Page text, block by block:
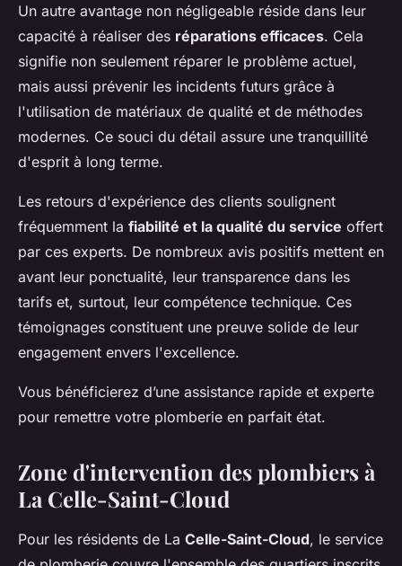
Un autre avantage non négligeable réside dans leur
capacité à réaliser des réparations efficaces. Cela
signifie non seulement réparer le problème actuel,
mais aussi prévenir les incidents futurs grâce à
l'utilisation de matériaux de qualité et de méthodes
modernes. Ce souci du détail assure une tranquillité
d'esprit à long terme.
Les retours d'expérience des clients soulignent
fréquemment la fiabilité et la qualité du service offert
par ces experts. De nombreux avis positifs mettent en
avant leur ponctualité, leur transparence dans les
tarifs et, surtout, leur compétence technique. Ces
témoignages constituent une preuve solide de leur
engagement envers l'excellence.
Vous bénéficierez d’une assistance rapide et experte
pour remettre votre plomberie en parfait état.
Zone d'intervention des plombiers à
La Celle-Saint-Cloud
Pour les résidents de La Celle-Saint-Cloud, le service